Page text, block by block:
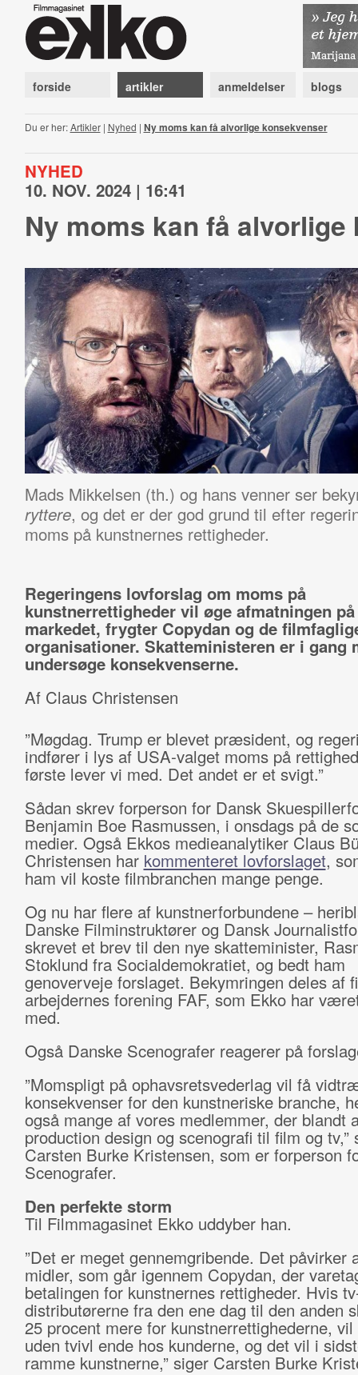
forside artikler anmeldelser blogs
Du er her:Artikler| Nyhed | Ny moms kan få alvorlige konsekvenser
NYHED
10. NOV. 2024 | 16:41
Ny moms kan få
Mads Mikkelsen (th.) og hans venner ser
ryttere, og det er der god grund til efter
moms på kunstnernes rettigheder.
Regeringens lovforslag om moms på
kunstnerrettigheder vil øge afmatningen
markedet, frygter Copydan og de
organisationer. Skatteministeren er i gang
undersøge konsekvenserne.
Af Claus Christensen
”Møgdag. Trump er blevet præsident, og
indfører i lys af USA-valget moms på
første lever vi med. Det andet er et svigt.”
Sådan skrev forperson for Dansk
Benjamin Boe Rasmussen, i onsdags på de
medier. Også Ekkos medieanalytiker Claus
Christensen har kommenteret lovforslaget,
ham vil koste filmbranchen mange penge.
Og nu har flere af kunstnerforbundene –
Danske Filminstruktører og Dansk
skrevet et brev til den nye skatteminister,
Stoklund fra Socialdemokratiet, og bedt ham
genoverveje forslaget. Bekymringen deles af
arbejdernes forening FAF, som Ekko har
med.
Også Danske Scenografer reagerer på
”Momspligt på ophavsretsvederlag vil få
konsekvenser for den kunstneriske branche,
også mange af vores medlemmer, der blandt
production design og scenografi til film og tv,”
Carsten Burke Kristensen, som er forperson
Scenografer.
Den perfekte storm
Til Filmmagasinet Ekko uddyber han.
”Det er meget gennemgribende. Det påvirker
midler, som går igennem Copydan, der
betalingen for kunstnernes rettigheder. Hvis
distributørerne fra den ene dag til den anden
25 procent mere for kunstnerrettighederne, vil
uden tvivl ende hos kunderne, og det vil i
ramme kunstnerne,” siger Carsten Burke